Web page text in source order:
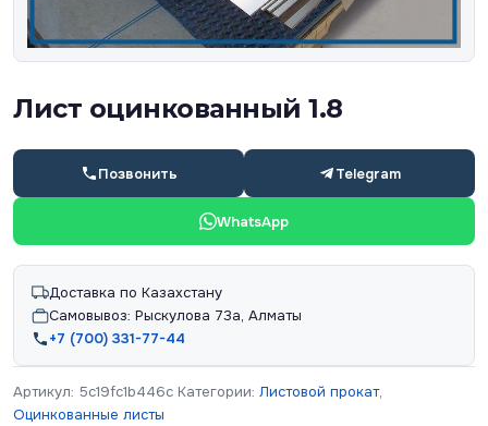
Лист оцинкованный 1.8
Позвонить Telegram
WhatsApp
Доставка по Казахстану
Самовывоз: Рыскулова 73а, Алматы
+7 (700) 331-77-44
Артикул: 5c19fc1b446c Категории: Листовой прокат,
Оцинкованные листы